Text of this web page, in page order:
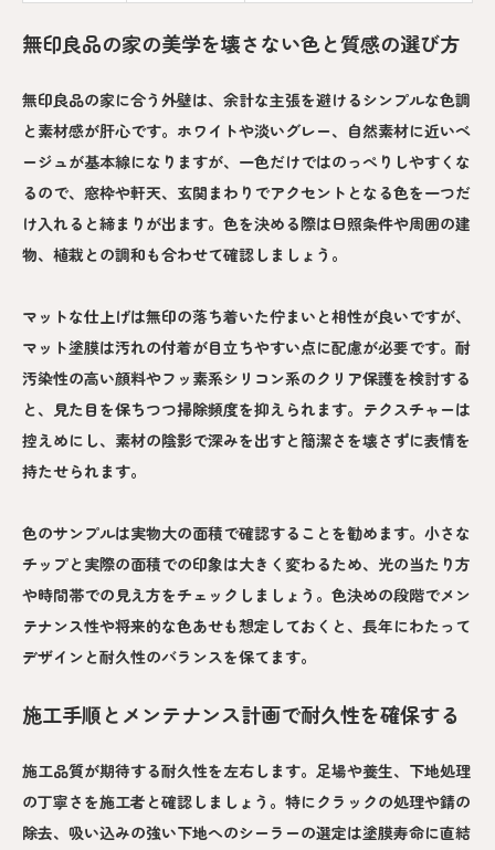
無印良品の家の美学を壊さない色と質感の選び方
無印良品の家に合う外壁は、余計な主張を避けるシンプルな色調
と素材感が肝心です。ホワイトや淡いグレー、自然素材に近いベ
ージュが基本線になりますが、一色だけではのっぺりしやすくな
るので、窓枠や軒天、玄関まわりでアクセントとなる色を一つだ
け入れると締まりが出ます。色を決める際は日照条件や周囲の建
物、植栽との調和も合わせて確認しましょう。
マットな仕上げは無印の落ち着いた佇まいと相性が良いですが、
マット塗膜は汚れの付着が目立ちやすい点に配慮が必要です。耐
汚染性の高い顔料やフッ素系シリコン系のクリア保護を検討する
と、見た目を保ちつつ掃除頻度を抑えられます。テクスチャーは
控えめにし、素材の陰影で深みを出すと簡潔さを壊さずに表情を
持たせられます。
色のサンプルは実物大の面積で確認することを勧めます。小さな
チップと実際の面積での印象は大きく変わるため、光の当たり方
や時間帯での見え方をチェックしましょう。色決めの段階でメン
テナンス性や将来的な色あせも想定しておくと、長年にわたって
デザインと耐久性のバランスを保てます。
施工手順とメンテナンス計画で耐久性を確保する
施工品質が期待する耐久性を左右します。足場や養生、下地処理
の丁寧さを施工者と確認しましょう。特にクラックの処理や錆の
除去、吸い込みの強い下地へのシーラーの選定は塗膜寿命に直結